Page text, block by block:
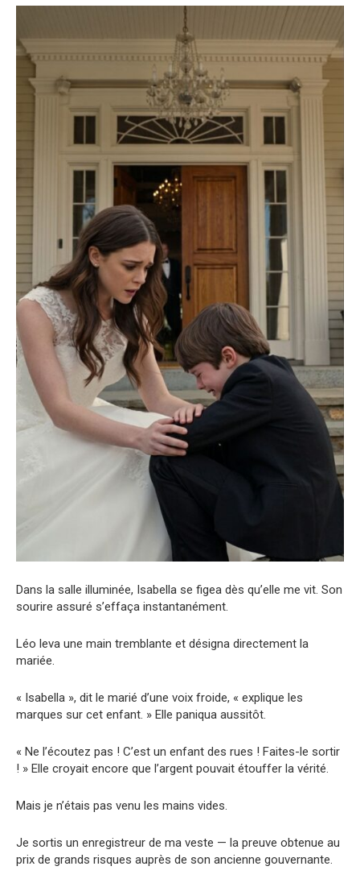
Dans la salle illuminée, Isabella se figea dès qu’elle me vit. Son
sourire assuré s’effaça instantanément.
Léo leva une main tremblante et désigna directement la
mariée.
« Isabella », dit le marié d’une voix froide, « explique les
marques sur cet enfant. » Elle paniqua aussitôt.
« Ne l’écoutez pas ! C’est un enfant des rues ! Faites-le sortir
! » Elle croyait encore que l’argent pouvait étouffer la vérité.
Mais je n’étais pas venu les mains vides.
Je sortis un enregistreur de ma veste — la preuve obtenue au
prix de grands risques auprès de son ancienne gouvernante.